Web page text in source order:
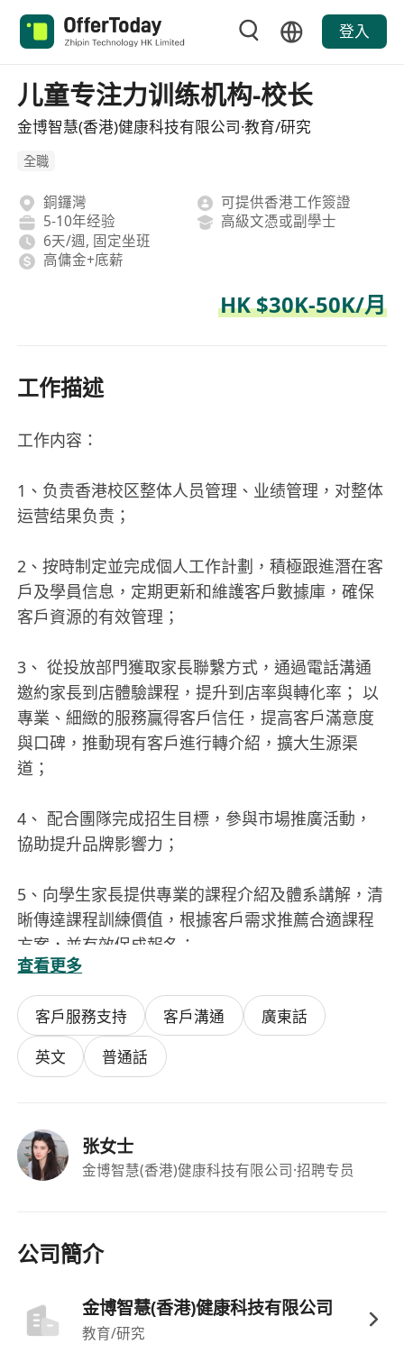
登入
儿童专注力训练机构-校长
金博智慧(香港)健康科技有限公司·教育/研究
全職
銅鑼灣
可提供香港工作簽證
5-10年经验
高級文憑或副學士
6天/週, 固定坐班
高傭金+底薪
HK $30K-50K/月
工作描述
工作内容：
1、负责香港校区整体人员管理、业绩管理，对整体
运营结果负责；
2、按時制定並完成個人工作計劃，積極跟進潛在客
戶及學員信息，定期更新和維護客戶數據庫，確保
客戶資源的有效管理；
3、 從投放部門獲取家長聯繫方式，通過電話溝通
邀約家長到店體驗課程，提升到店率與轉化率； 以
專業、細緻的服務贏得客戶信任，提高客戶滿意度
與口碑，推動現有客戶進行轉介紹，擴大生源渠
道；
4、 配合團隊完成招生目標，參與市場推廣活動，
協助提升品牌影響力；
5、向學生家長提供專業的課程介紹及體系講解，清
晰傳達課程訓練價值，根據客戶需求推薦合適課程
方案，並有效促成報名；
任职要求：
1、具備專科及以上學歷，擁有教育行業銷售、管理
相關工作，5年以上經驗；熟悉儿童感统、专注力、
2、 ************，能長期穩定任職，適應崗位節
奏；
交流，持有香港本地戶口者優先；
4、 性格積極主動，工作態度認真負責，具備較強
的抗壓能力與執行力，能在高強度工作中保持良好
查看更多
客戶服務支持 客戶溝通
廣東話
英文
普通話
张女士
金博智慧(香港)健康科技有限公司·招聘专员
公司簡介
金博智慧(香港)健康科技有限公司
教育/研究